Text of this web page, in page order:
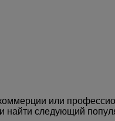
или
следующий